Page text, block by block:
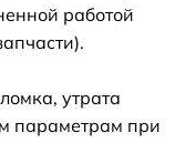
работой
утрата
параметрам при